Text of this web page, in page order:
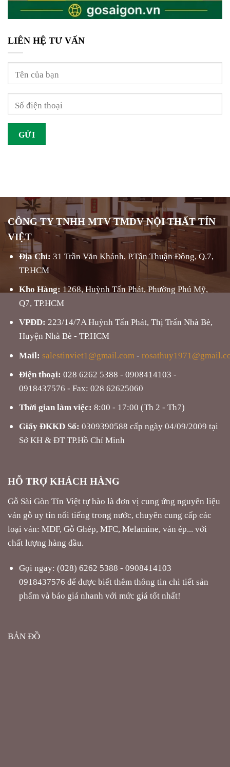
LIÊN HỆ TƯ VẤN
CÔNG TY TNHH MTV TMDV NỘI THẤT TÍN
VIỆT
Địa Chỉ: 31 Trần Văn Khánh, P.Tân Thuận Đông, Q.7,
TP.HCM
Kho Hàng: 1268, Huỳnh Tấn Phát, Phường Phú Mỹ,
Q7, TP.HCM
VPĐD: 223/14/7A Huỳnh Tấn Phát, Thị Trấn Nhà Bè,
Huyện Nhà Bè - TP.HCM
Mail: salestinviet1@gmail.com -
Điện thoại: 028 6262 5388 - 0908414103 -
0918437576 - Fax: 028 62625060
Thời gian làm việc: 8:00 - 17:00 (Th 2 - Th7)
Giấy ĐKKD Số: 0309390588 cấp ngày 04/09/2009 tại
Sở KH & ĐT TP.Hồ Chí Minh
HỖ TRỢ KHÁCH HÀNG
Gỗ Sài Gòn Tín Việt tự hào là đơn vị cung ứng nguyên liệu
ván gỗ uy tín nổi tiếng trong nước, chuyên cung cấp các
loại ván: MDF, Gỗ Ghép, MFC, Melamine, ván ép... với
chất lượng hàng đầu.
Gọi ngay: (028) 6262 5388 - 0908414103
0918437576 để được biết thêm thông tin chi tiết sản
phẩm và báo giá nhanh với mức giá tốt nhất!
BẢN ĐỒ